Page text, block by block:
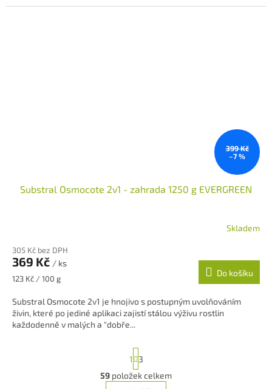
399 Kč
–7 %
Substral Osmocote 2v1 - zahrada 1250 g EVERGREEN
Skladem
305 Kč bez DPH
369 Kč / ks
Měrná
123 Kč / 100 g
Do košíku
Substral Osmocote 2v1 je hnojivo s postupným uvolňováním
živin, které po jediné aplikaci zajistí stálou výživu rostlin
každodenně v malých a "dobře...
O
t
r
á
1
3
59 položek celkem